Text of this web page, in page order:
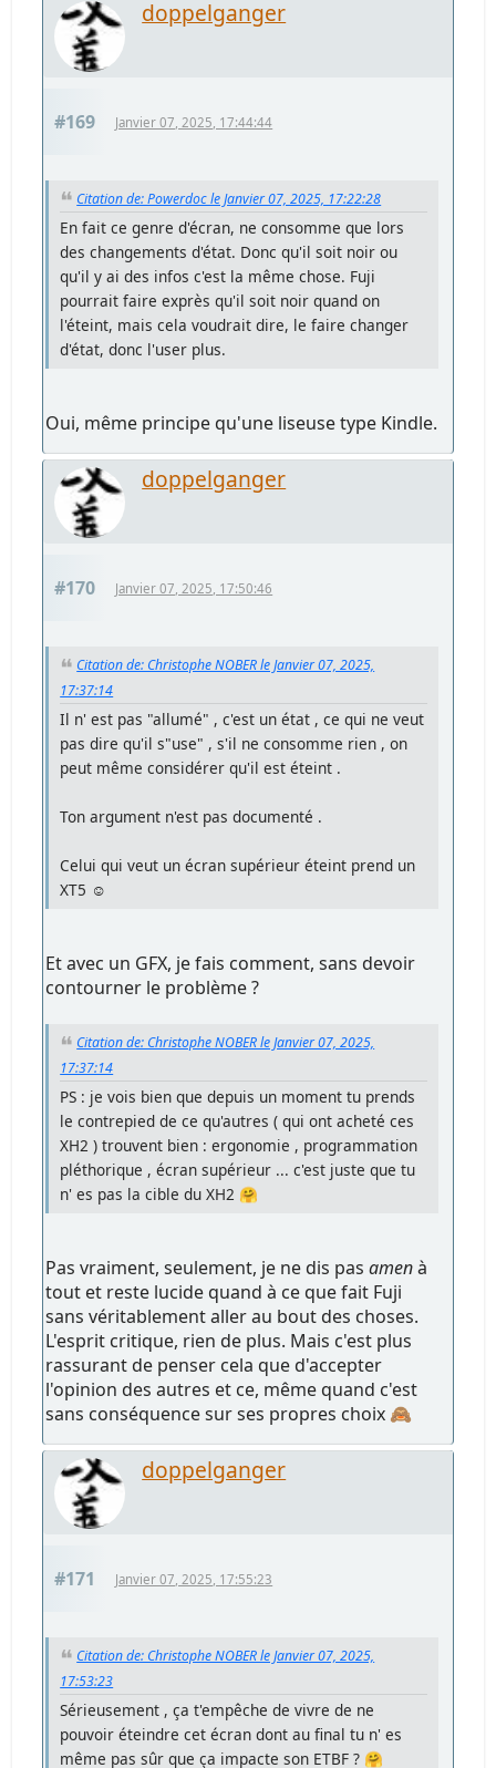
doppelganger
#169 Janvier 07, 2025, 17:44:44
Citation de: Powerdoc le Janvier 07, 2025, 17:22:28
En fait ce genre d'écran, ne consomme que lors
des changements d'état. Donc qu'il soit noir ou
qu'il y ai des infos c'est la même chose. Fuji
pourrait faire exprès qu'il soit noir quand on
l'éteint, mais cela voudrait dire, le faire changer
d'état, donc l'user plus.
Oui, même principe qu'une liseuse type Kindle.
doppelganger
#170 Janvier 07, 2025, 17:50:46
Citation de: Christophe NOBER le Janvier 07, 2025,
17:37:14
Il n' est pas "allumé" , c'est un état , ce qui ne veut
pas dire qu'il s"use" , s'il ne consomme rien , on
peut même considérer qu'il est éteint .
Ton argument n'est pas documenté .
Celui qui veut un écran supérieur éteint prend un
XT5 ☺️
Et avec un GFX, je fais comment, sans devoir
contourner le problème ?
Citation de: Christophe NOBER le Janvier 07, 2025,
17:37:14
PS : je vois bien que depuis un moment tu prends
le contrepied de ce qu'autres ( qui ont acheté ces
XH2 ) trouvent bien : ergonomie , programmation
pléthorique , écran supérieur ... c'est juste que tu
n' es pas la cible du XH2 🤗
Pas vraiment, seulement, je ne dis pasamenà
tout et reste lucide quand à ce que fait Fuji
sans véritablement aller au bout des choses.
L'esprit critique, rien de plus. Mais c'est plus
rassurant de penser cela que d'accepter
l'opinion des autres et ce, même quand c'est
sans conséquence sur ses propres choix 🙈
doppelganger
#171 Janvier 07, 2025, 17:55:23
Citation de: Christophe NOBER le Janvier 07, 2025,
17:53:23
Sérieusement , ça t'empêche de vivre de ne
pouvoir éteindre cet écran dont au final tu n' es
même pas sûr que ça impacte son ETBF ? 🤗